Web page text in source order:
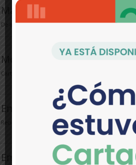
Más búsqueda de empleo y
De acuerdo con el DANE, hay cambios en la
Menos empleo y más
Cartagena cerró el 2024 con un panorama
En 2022 se amplió la
Recientemente, se conocieron los nuevos
Empleo en Cartagena